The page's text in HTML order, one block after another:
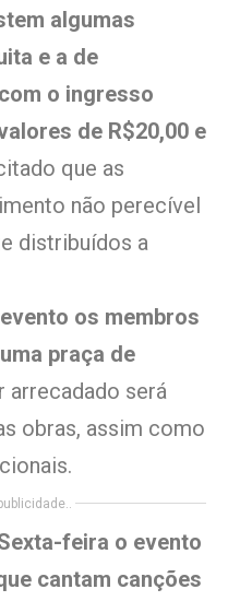
algumas
e a de
o ingresso
de R$20,00 e
que as
não perecível
distribuídos a
os membros
praça de
arrecadado será
obras, assim como
feira o evento
cantam canções